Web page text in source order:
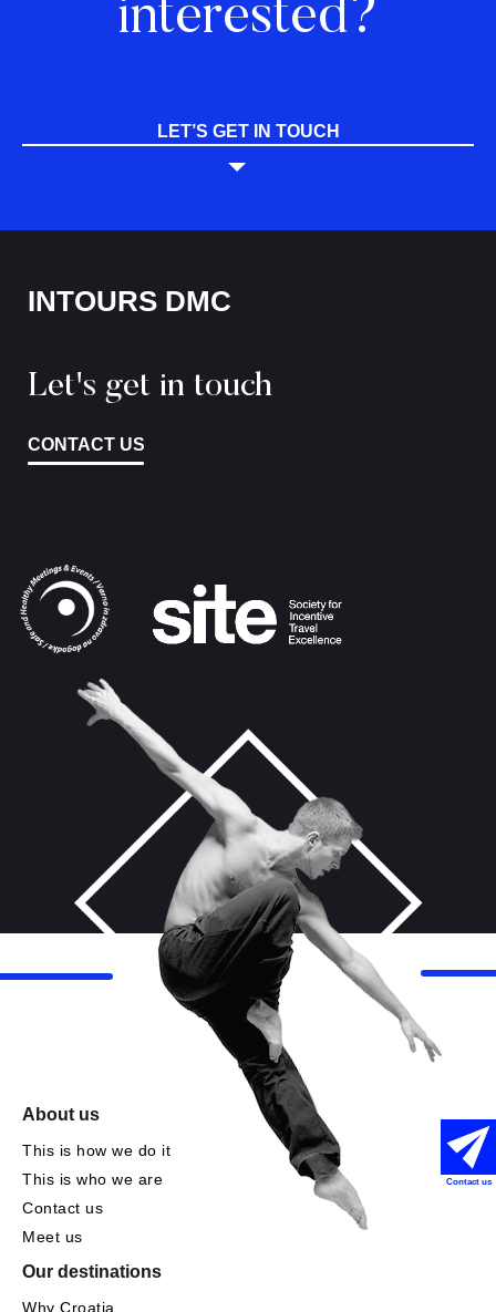
interested?
LET’S GET IN TOUCH
INTOURS DMC
Let's get in touch
CONTACT US
About us
This is how we do it
This is who we are
Contact us
Meet us
Our destinations
Why Croatia
Contact us